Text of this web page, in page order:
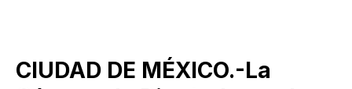
CIUDAD DE MÉXICO.-La